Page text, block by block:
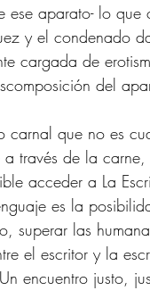
aparato- lo que
y el condenado
cargada de
del
carnal que no es
través de la
acceder a La
es la
superar las
el escritor y la
encuentro justo,